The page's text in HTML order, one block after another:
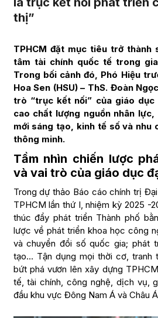
thị”
TPHCM đặt mục tiêu trở thành
tâm tài chính quốc tế trong
Trong bối cảnh đó, Phó Hiệu
Hoa Sen (HSU) – ThS. Đoàn
trò “trục kết nối” của giáo
cao chất lượng nguồn nhân
mới sáng tạo, kinh tế số và nhu
thông minh.
Tầm nhìn chiến lược
và vai trò của giáo dục
Trong dự thảo Báo cáo chính trị
TPHCM lần thứ I, nhiệm kỳ 2025 -
thúc đẩy phát triển Thành phố
lược về phát triển khoa học công
và chuyển đổi số quốc gia; phát
tạo… Tận dụng mọi thời cơ, tranh
bứt phá vươn lên xây dựng
tế, tài chính, công nghệ, dịch vụ,
đầu khu vực Đông Nam Á và Châu